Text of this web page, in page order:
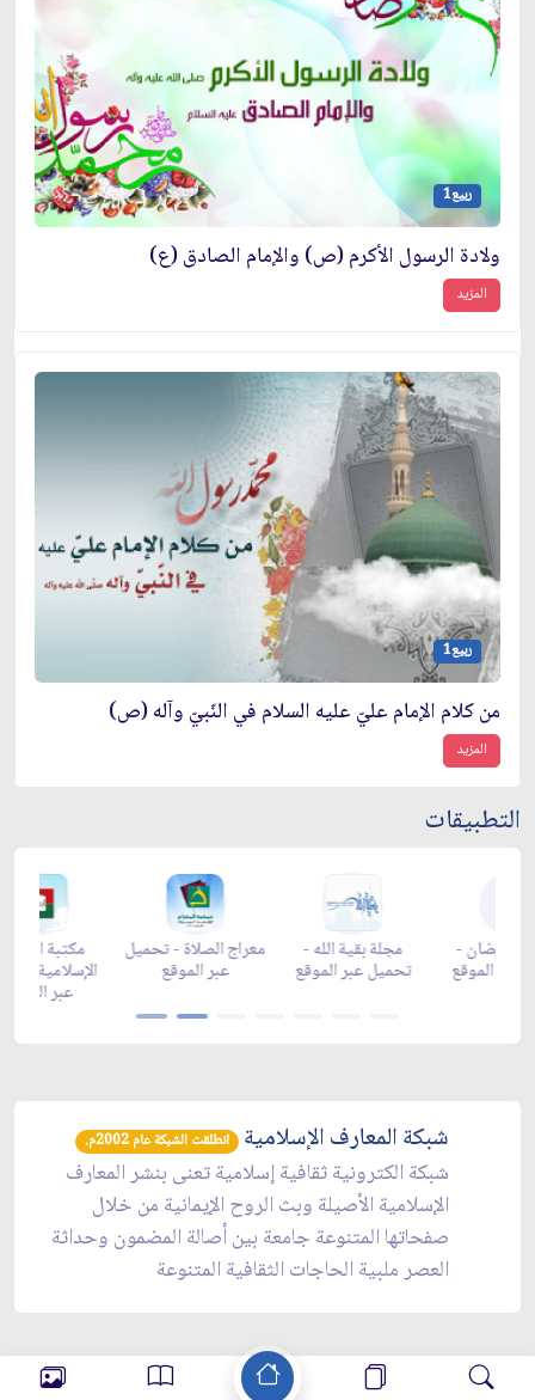
ربيع1
ولادة الرسول الأكرم (ص) والإمام الصادق (ع)
المزيد
ربيع1
من كلام الإمام عليّ عليه السلام في النّبيّ وآله (ص)
المزيد
التطبيقات
زاد شهر رمضان -
تحميل عبر الموقع
زاد شهر رمضان -
appstore
زاد شهر رمضان -
appgallery
شبكة المعارف الإسلامية انطلقت الشبكة عام 2002م.
شبكة الكترونية ثقافية إسلامية تعنى بنشر المعارف
الإسلامية الأصيلة وبث الروح الإيمانية من خلال
صفحاتها المتنوعة جامعة بين أصالة المضمون وحداثة
العصر ملبية الحاجات الثقافية المتنوعة